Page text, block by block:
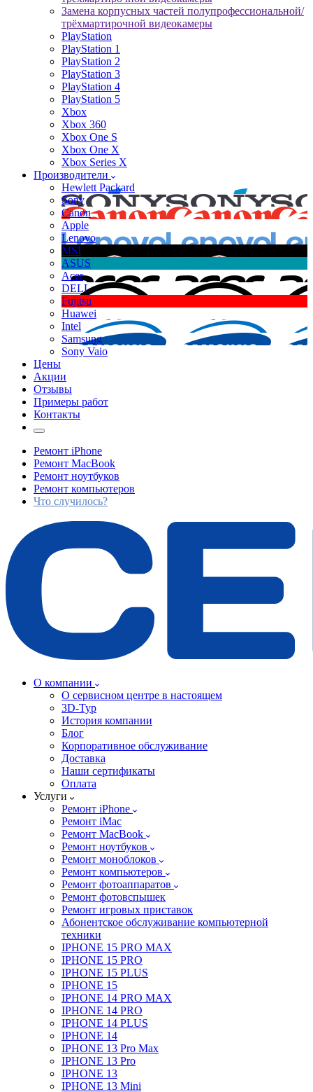
Замена корпусных частей полупрофессиональной/
трёхмартирочной видеокамеры
PlayStation
PlayStation 1
PlayStation 2
PlayStation 3
PlayStation 4
PlayStation 5
Xbox
Xbox 360
Xbox One S
Xbox One X
Xbox Series X
Производители
Hewlett Packard
Sony
Canon
Apple
Lenovo
MSI
ASUS
Acer
DELL
Fujitsu
Huawei
Intel
Samsung
Sony Vaio
Цены
Акции
Отзывы
Примеры работ
Контакты
Ремонт iPhone
Ремонт MacBook
Ремонт ноутбуков
Ремонт компьютеров
Что случилось?
О компании
О сервисном центре в настоящем
3D-Тур
История компании
Блог
Корпоративное обслуживание
Доставка
Наши сертификаты
Оплата
Услуги
Ремонт iPhone
Ремонт iMac
Ремонт MacBook
Ремонт ноутбуков
Ремонт моноблоков
Ремонт компьютеров
Ремонт фотоаппаратов
Ремонт фотовспышек
Ремонт игровых приставок
Абонентское обслуживание компьютерной
техники
IPHONE 15 PRO MAX
IPHONE 15 PRO
IPHONE 15 PLUS
IPHONE 15
IPHONE 14 PRO MAX
IPHONE 14 PRO
IPHONE 14 PLUS
IPHONE 14
IPHONE 13 Pro Max
IPHONE 13 Pro
IPHONE 13
IPHONE 13 Mini